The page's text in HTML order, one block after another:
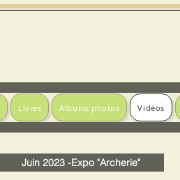
Livres Albums photos Vidéos
Juin 2023 -Expo "Archerie"